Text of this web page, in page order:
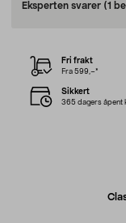
Eksperten svarer (1
Fri frakt
Fra 599,–*
Sikkert
365 dagers åpent